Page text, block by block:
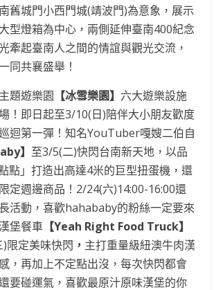
舊城門小西門城(靖波門)為意象，展示
型燈箱為中心，兩側延伸臺南400紀念
牽起臺南人之間的情誼與觀光交流，
同共襄盛舉！
題遊樂園 【冰雪樂園】 六大遊樂設施
！即日起至3/10(日)陪伴大小朋友歡度
迴第一彈！知名YouTuber嘎嫂二伯自
】 至3/5(二)快閃台南新天地，以品
點」打造出高達4米的巨型扭蛋機，還
定週邊商品！2/24(六)14:00-16:00還
活動，喜歡hahababy的粉絲一定要來
堡餐車 【Yeah Right Food Truck】
限定美味快閃 ， 主打重量級紐澳牛肉漢
，再加上不定點出沒，每次快閃都會
要碰運氣，喜歡最原汁原味漢堡的你